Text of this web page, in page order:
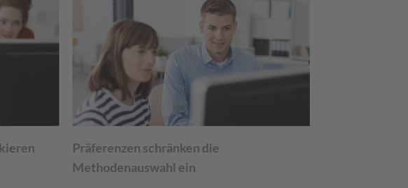
Präferenzen schränken die
Methodenauswahl ein